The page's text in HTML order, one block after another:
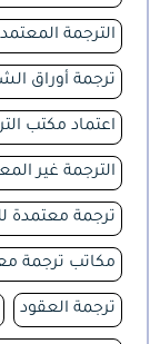
الترجمة
ترجمة أوراق
اعتماد مكتب
الترجمة غير
ترجمة معتمدة
مكاتب ترجمة
ترجمة العقود